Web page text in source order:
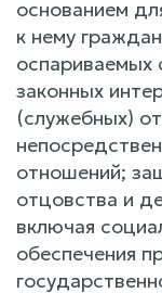
основанием
к нему
оспариваемых
законных
(служебных)
отношений;
отцовства и
включая
обеспечения